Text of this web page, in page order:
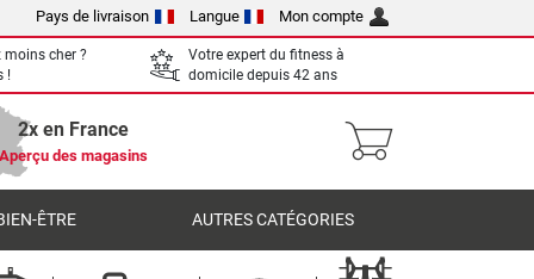
Pays de livraison Langue Mon compte
moins cher ?
!
Votre expert du fitness à
domicile depuis 42 ans
2x en France
des magasins
ÊTRE AUTRES CATÉGORIES